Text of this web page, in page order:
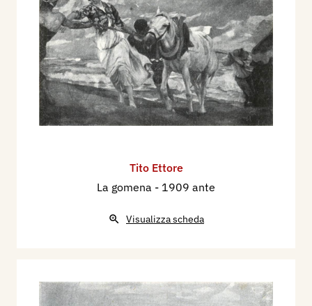
Tito Ettore
La gomena - 1909 ante
Visualizza scheda